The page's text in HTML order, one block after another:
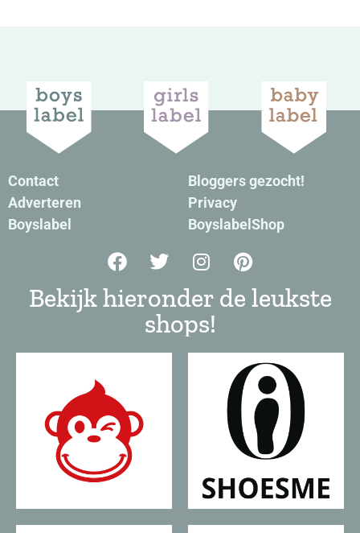
Contact
Adverteren
Boyslabel
Bloggers gezocht!
Privacy
BoyslabelShop
Bekijk hieronder de leukste
shops!